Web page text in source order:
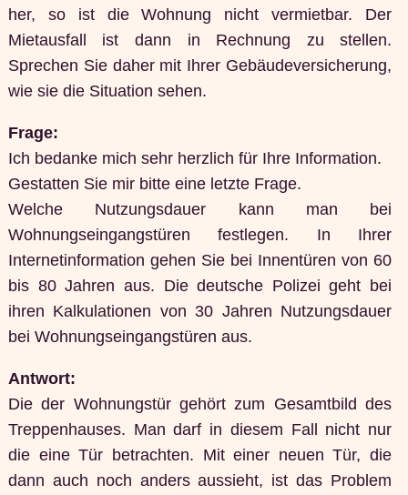
her, so ist die Wohnung nicht vermietbar. Der
Mietausfall ist dann in Rechnung zu stellen.
Sprechen Sie daher mit Ihrer Gebäudeversicherung,
wie sie die Situation sehen.
Frage:
Ich bedanke mich sehr herzlich für Ihre Information.
Gestatten Sie mir bitte eine letzte Frage.
Welche Nutzungsdauer kann man bei
Wohnungseingangstüren festlegen. In Ihrer
Internetinformation gehen Sie bei Innentüren von 60
bis 80 Jahren aus. Die deutsche Polizei geht bei
ihren Kalkulationen von 30 Jahren Nutzungsdauer
bei Wohnungseingangstüren aus.
Antwort:
Die der Wohnungstür gehört zum Gesamtbild des
Treppenhauses. Man darf in diesem Fall nicht nur
die eine Tür betrachten. Mit einer neuen Tür, die
dann auch noch anders aussieht, ist das Problem